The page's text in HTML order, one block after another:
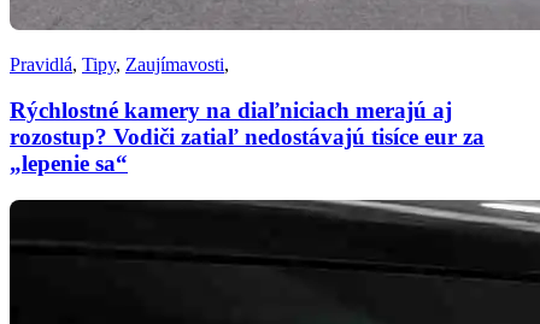
Pravidlá, Tipy, Zaujímavosti,
Rýchlostné kamery na diaľniciach merajú aj
rozostup? Vodiči zatiaľ nedostávajú tisíce eur za
„lepenie sa“